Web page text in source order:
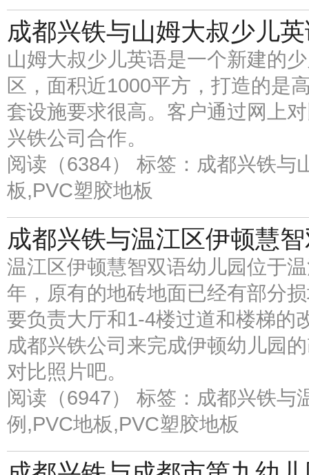
成都兴铁与山姆大叔少儿
山姆大叔少儿英语是一个新建的
区，面积近1000平方，打造的是
套设施要求很高。客户通过网上
兴铁公司合作。
阅读（6384） 标签：成都兴铁与
板,PVC塑胶地板
成都兴铁与温江区伊顿慧
温江区伊顿慧智双语幼儿园位于
年，原有的地砖地面已经有部分
要负责大厅和1-4楼过道和楼梯的
成都兴铁公司来完成伊顿幼儿园
对比照片吧。
阅读（6947） 标签：成都兴铁与
例,PVC地板,PVC塑胶地板